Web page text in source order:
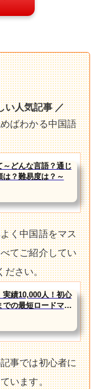
い人気記事 ／
ばわかる中国語
～どんな言語？通じ
は？難易度は？～
く中国語をマス
てご紹介してい
ださい。
実績10,000人！初心
での最短ロードマッ
事では初心者に
います。